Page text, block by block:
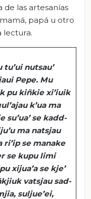
las artesanías
papá u otro
lectura.
tu’ui nutsau’
Pepe. Mu
pu kiñkie xi’iuik
k’ua ma
su’ua’ se kadd-
ma natsjau
ri’ipse manake
se kupu limi
pu xijua’ase kje’
vatsjau sad-
, suljue’ei,